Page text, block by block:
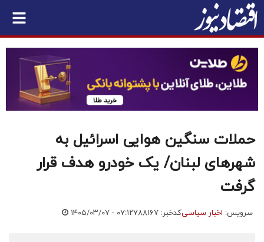
حملات سنگین هوایی اسرائیل به
شهرهای لبنان/ یک خودرو هدف قرار
گرفت
سرویس: اخبار سیاسیکدخبر: ۷۸۸۱۶۷ ۱۴۰۵/۰۳/۰۷ - ۰۷:۱۲